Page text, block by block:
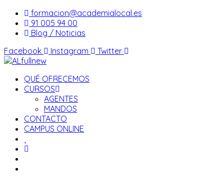
Saltar
contenido
formacion@academialocal.es
91 005 94 00
Blog / Noticias
Facebook
Instagram Twitter
QUÉ OFRECEMOS
CURSOS
AGENTES
MANDOS
CONTACTO
CAMPUS ONLINE